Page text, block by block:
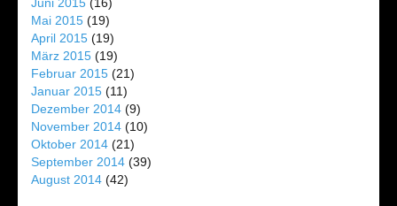
Mai 2015 (19)
April 2015 (19)
März 2015 (19)
Februar 2015 (21)
Januar 2015 (11)
Dezember 2014 (9)
November 2014 (10)
Oktober 2014 (21)
September 2014 (39)
August 2014 (42)